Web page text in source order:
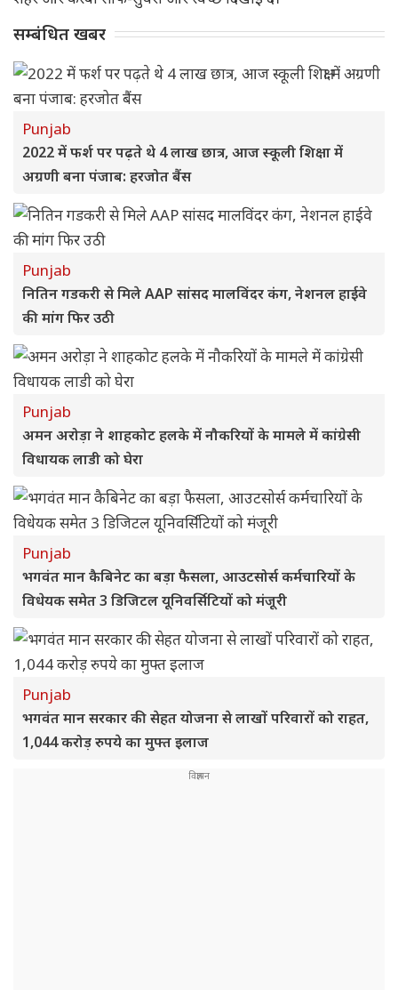
सम्बंधित खबर
Punjab
2022 में फर्श पर पढ़ते थे 4 लाख छात्र, आज स्कूली शिक्षा में
अग्रणी बना पंजाब: हरजोत बैंस
Punjab
नितिन गडकरी से मिले AAP सांसद मालविंदर कंग, नेशनल हाईवे
की मांग फिर उठी
Punjab
अमन अरोड़ा ने शाहकोट हलके में नौकरियों के मामले में कांग्रेसी
विधायक लाडी को घेरा
Punjab
भगवंत मान कैबिनेट का बड़ा फैसला, आउटसोर्स कर्मचारियों के
विधेयक समेत 3 डिजिटल यूनिवर्सिटियों को मंजूरी
Punjab
भगवंत मान सरकार की सेहत योजना से लाखों परिवारों को राहत,
1,044 करोड़ रुपये का मुफ्त इलाज